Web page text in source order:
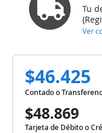
Tu
Ver
$46.425
Contado o
$48.869
Tarjeta de Débito o